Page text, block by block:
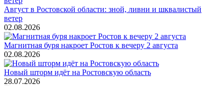
Август в Ростовской области: зной, ливни и шквалистый
ветер
02.08.2026
Магнитная буря накроет Ростов к вечеру 2 августа
02.08.2026
Новый шторм идёт на Ростовскую область
28.07.2026